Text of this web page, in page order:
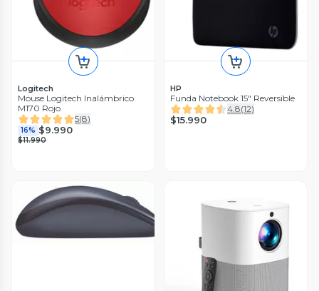
Logitech
Mouse Logitech Inalámbrico
M170 Rojo
5(8)
16% $9.990
$11.990
HP
Funda Notebook 15" Reversible
4.8(12)
$15.990